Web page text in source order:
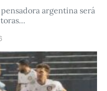
argentina será